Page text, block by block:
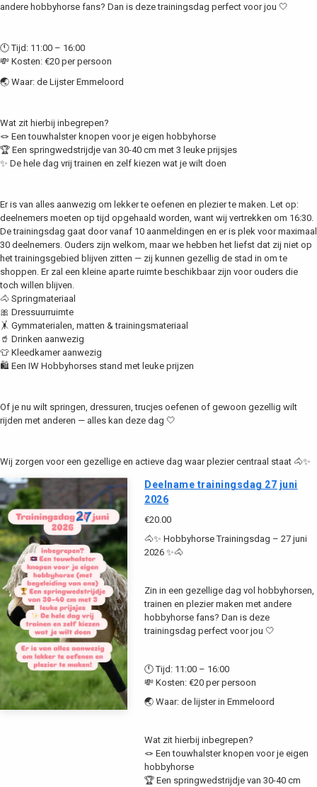
andere hobbyhorse fans? Dan is deze trainingsdag perfect voor jou 🤍
🕚 Tijd: 11:00 – 16:00
💸 Kosten: €20 per persoon
🌏 Waar: de Lijster Emmeloord
Wat zit hierbij inbegrepen?
🪢 Een touwhalster knopen voor je eigen hobbyhorse
🏆 Een springwedstrijdje van 30-40 cm met 3 leuke prijsjes
✨ De hele dag vrij trainen en zelf kiezen wat je wilt doen
Er is van alles aanwezig om lekker te oefenen en plezier te maken. Let op:
deelnemers moeten op tijd opgehaald worden, want wij vertrekken om 16:30.
De trainingsdag gaat door vanaf 10 aanmeldingen en er is plek voor maximaal
30 deelnemers. Ouders zijn welkom, maar we hebben het liefst dat zij niet op
het trainingsgebied blijven zitten — zij kunnen gezellig de stad in om te
shoppen. Er zal een kleine aparte ruimte beschikbaar zijn voor ouders die
toch willen blijven.
🐴 Springmateriaal
🎀 Dressuurruimte
🤸 Gymmaterialen, matten & trainingsmateriaal
🥤 Drinken aanwezig
👕 Kleedkamer aanwezig
🛍️ Een IW Hobbyhorses stand met leuke prijzen
Of je nu wilt springen, dressuren, trucjes oefenen of gewoon gezellig wilt
rijden met anderen — alles kan deze dag 🤍
Wij zorgen voor een gezellige en actieve dag waar plezier centraal staat 🐴✨
Deelname trainingsdag 27 juni
2026
€20.00
🐴✨ Hobbyhorse Trainingsdag – 27 juni
2026 ✨🐴
Zin in een gezellige dag vol hobbyhorsen,
trainen en plezier maken met andere
hobbyhorse fans? Dan is deze
trainingsdag perfect voor jou 🤍
🕚 Tijd: 11:00 – 16:00
💸 Kosten: €20 per persoon
🌏 Waar: de lijster in Emmeloord
Wat zit hierbij inbegrepen?
🪢 Een touwhalster knopen voor je eigen
hobbyhorse
🏆 Een springwedstrijdje van 30-40 cm